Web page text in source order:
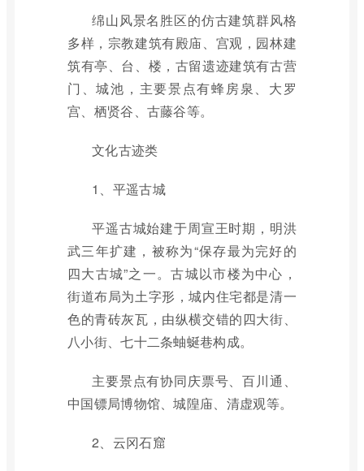
绵山风景名胜区的仿古建筑群风格
多样，宗教建筑有殿庙、宫观，园林建
筑有亭、台、楼，古留遗迹建筑有古营
门、城池，主要景点有蜂房泉、大罗
宫、栖贤谷、古藤谷等。
文化古迹类
1、平遥古城
平遥古城始建于周宣王时期，明洪
武三年扩建，被称为“保存最为完好的
四大古城”之一。古城以市楼为中心，
街道布局为土字形，城内住宅都是清一
色的青砖灰瓦，由纵横交错的四大街、
八小街、七十二条蚰蜒巷构成。
主要景点有协同庆票号、百川通、
中国镖局博物馆、城隍庙、清虚观等。
2、云冈石窟